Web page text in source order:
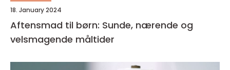
18. January 2024
Aftensmad til børn: Sunde, nærende og
velsmagende måltider